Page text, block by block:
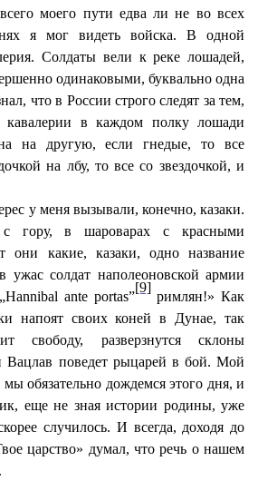
моего пути едва ли не во всех
я мог видеть войска. В одной
Солдаты вели к реке лошадей,
одинаковыми, буквально одна
что в России строго следят за тем,
кавалерии в каждом полку лошади
на другую, если гнедые, то все
на лбу, то все со звездочкой, и
у меня вызывали, конечно, казаки.
гору, в шароварах с красными
они какие, казаки, одно название
ужас солдат наполеоновской армии
ante portas”
[9]
римлян!» Как
напоят своих коней в Дунае, так
свободу, разверзнутся склоны
Вацлав поведет рыцарей в бой. Мой
мы обязательно дождемся этого дня, и
еще не зная истории родины, уже
случилось. И всегда, доходя до
царство» думал, что речь о нашем